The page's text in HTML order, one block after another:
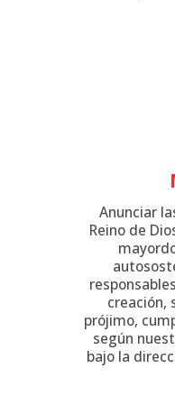
Anunciar
Reino de
creación,
prójimo,
según
bajo la